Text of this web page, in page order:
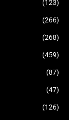
(123)
(266)
(268)
(459)
(87)
(47)
(126)